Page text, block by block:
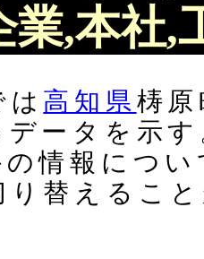
,本社,
高知県 梼
データを示
情報につ
り替えるこ